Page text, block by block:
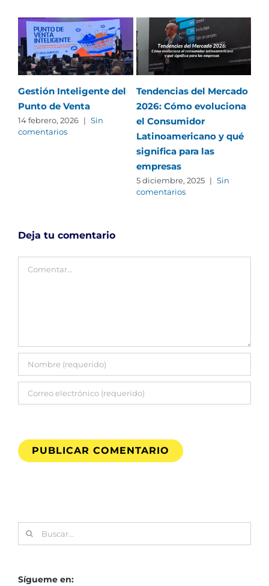
Gestión Inteligente del
Punto de Venta
14 febrero, 2026 | Sin
comentarios
Tendencias del Mercado
2026: Cómo evoluciona
el Consumidor
Latinoamericano y qué
significa para las
empresas
5 diciembre, 2025 | Sin
comentarios
Deja tu comentario
Comentar
Buscar:
Sígueme en: